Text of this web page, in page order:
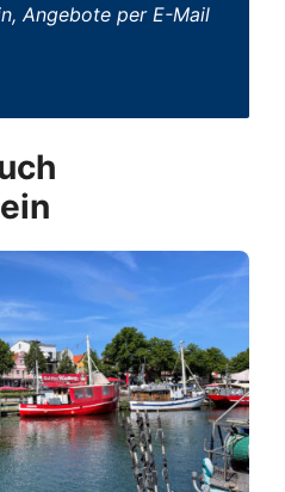
Angebote per E-Mail